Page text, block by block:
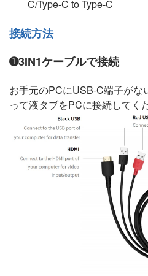
C/Type-C to Type-C
接続方法
➊3IN1ケーブルで接続
お手元のPCにUSB-C端子がな
って液タブをPCに接続してく